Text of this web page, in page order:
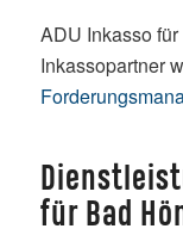
ADU Inkasso
Inkassopartner
für Bad